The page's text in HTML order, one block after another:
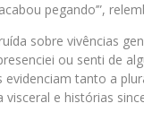
pegando’”,
sobre vivências
ou senti de
evidenciam tanto a
visceral e histórias